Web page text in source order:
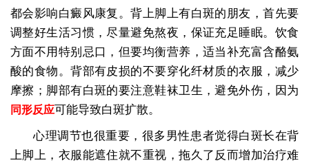
都会影响白癜风康复。背上脚上有白斑的朋友，首先要
调整好生活习惯，尽量避免熬夜，保证充足睡眠。饮食
方面不用特别忌口，但要均衡营养，适当补充富含酪氨
酸的食物。背部有皮损的不要穿化纤材质的衣服，减少
摩擦；脚部有白斑的要注意鞋袜卫生，避免外伤，因为
同形反应可能导致白斑扩散。
心理调节也很重要，很多男性患者觉得白斑长在背
上脚上，衣服能遮住就不重视，拖久了反而增加治疗难